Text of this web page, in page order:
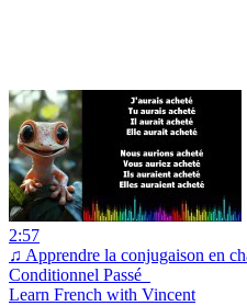
2:57
♫ Apprendre la conjugaison en
Conditionnel Passé_
Learn French with Vincent